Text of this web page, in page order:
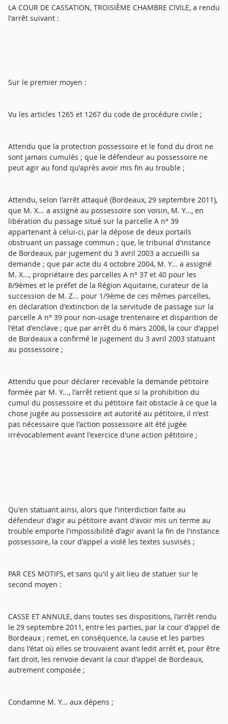
LA COUR DE CASSATION, TROISIÈME CHAMBRE CIVILE, a rendu
l'arrêt suivant :
Sur le premier moyen :
Vu les articles 1265 et 1267 du code de procédure civile ;
Attendu que la protection possessoire et le fond du droit ne
sont jamais cumulés ; que le défendeur au possessoire ne
peut agir au fond qu'après avoir mis fin au trouble ;
Attendu, selon l'arrêt attaqué (Bordeaux, 29 septembre 2011),
que M. X... a assigné au possessoire son voisin, M. Y..., en
libération du passage situé sur la parcelle A n° 39
appartenant à celui-ci, par la dépose de deux portails
obstruant un passage commun ; que, le tribunal d'instance
de Bordeaux, par jugement du 3 avril 2003 a accueilli sa
demande ; que par acte du 4 octobre 2004, M. Y... a assigné
M. X..., propriétaire des parcelles A n° 37 et 40 pour les
8/9èmes et le préfet de la Région Aquitaine, curateur de la
succession de M. Z... pour 1/9ème de ces mêmes parcelles,
en déclaration d'extinction de la servitude de passage sur la
parcelle A n° 39 pour non-usage trentenaire et disparition de
l'état d'enclave ; que par arrêt du 6 mars 2008, la cour d'appel
de Bordeaux a confirmé le jugement du 3 avril 2003 statuant
au possessoire ;
Attendu que pour déclarer recevable la demande pétitoire
formée par M. Y..., l'arrêt retient que si la prohibition du
cumul du possessoire et du pétitoire fait obstacle à ce que la
chose jugée au possessoire ait autorité au pétitoire, il n'est
pas nécessaire que l'action possessoire ait été jugée
irrévocablement avant l'exercice d'une action pétitoire ;
Qu'en statuant ainsi, alors que l'interdiction faite au
défendeur d'agir au pétitoire avant d'avoir mis un terme au
trouble emporte l'impossibilité d'agir avant la fin de l'instance
possessoire, la cour d'appel a violé les textes susvisés ;
PAR CES MOTIFS, et sans qu'il y ait lieu de statuer sur le
second moyen :
CASSE ET ANNULE, dans toutes ses dispositions, l'arrêt rendu
le 29 septembre 2011, entre les parties, par la cour d'appel de
Bordeaux ; remet, en conséquence, la cause et les parties
dans l'état où elles se trouvaient avant ledit arrêt et, pour être
fait droit, les renvoie devant la cour d'appel de Bordeaux,
autrement composée ;
Condamne M. Y... aux dépens ;